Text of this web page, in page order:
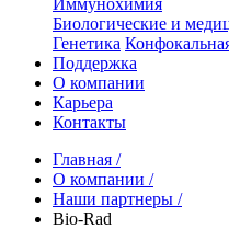
Иммунохимия
Биологические и
Генетика
Поддержка
О компании
Карьера
Контакты
Главная /
О компании /
Наши партнеры /
Bio-Rad